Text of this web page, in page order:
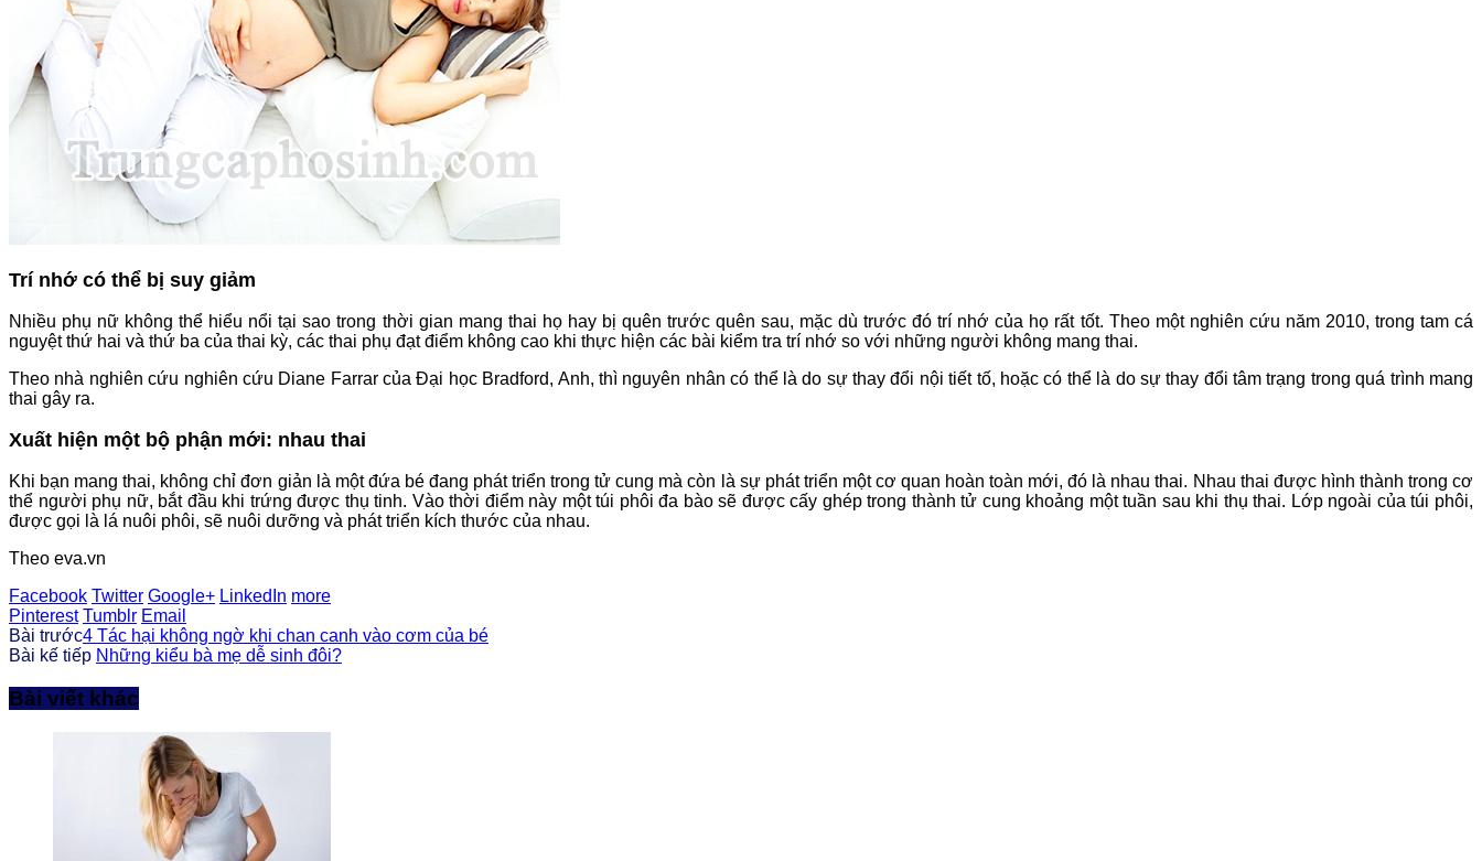
Trí nhớ có thể bị suy giảm
Nhiều phụ nữ không thể hiểu nổi tại sao trong thời gian mang thai họ hay bị quên trước quên sau, mặc dù trước đó trí nhớ của họ rất tốt. Theo một nghiên cứu năm 2010, trong tam cá
nguyệt thứ hai và thứ ba của thai kỳ, các thai phụ đạt điểm không cao khi thực hiện các bài kiểm tra trí nhớ so với những người không mang thai.
Theo nhà nghiên cứu nghiên cứu Diane Farrar của Đại học Bradford, Anh, thì nguyên nhân có thể là do sự thay đổi nội tiết tố, hoặc có thể là do sự thay đổi tâm trạng trong quá trình mang
thai gây ra.
Xuất hiện một bộ phận mới: nhau thai
Khi bạn mang thai, không chỉ đơn giản là một đứa bé đang phát triển trong tử cung mà còn là sự phát triển một cơ quan hoàn toàn mới, đó là nhau thai. Nhau thai được hình thành trong cơ
thể người phụ nữ, bắt đầu khi trứng được thụ tinh. Vào thời điểm này một túi phôi đa bào sẽ được cấy ghép trong thành tử cung khoảng một tuần sau khi thụ thai. Lớp ngoài của túi phôi,
được gọi là lá nuôi phôi, sẽ nuôi dưỡng và phát triển kích thước của nhau.
Theo eva.vn
Facebook Twitter Google+ LinkedIn more
Pinterest Tumblr Email
Bài trước4 Tác hại không ngờ khi chan canh vào cơm của bé
Bài kế tiếp Những kiểu bà mẹ dễ sinh đôi?
Bài viết khác